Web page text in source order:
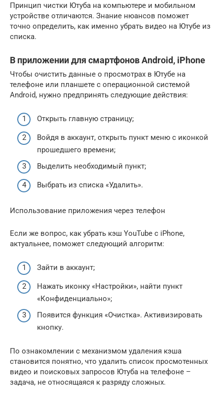
Принцип чистки Ютуба на компьютере и мобильном
устройстве отличаются. Знание нюансов поможет
точно определить, как именно убрать видео на Ютубе из
списка.
В приложении для смартфонов Android, iPhone
Чтобы очистить данные о просмотрах в Ютубе на
телефоне или планшете с операционной системой
Android, нужно предпринять следующие действия:
Открыть главную страницу;
Войдя в аккаунт, открыть пункт меню с иконкой
прошедшего времени;
Выделить необходимый пункт;
Выбрать из списка «Удалить».
Использование приложения через телефон
Если же вопрос, как убрать кэш YouTube с iPhone,
актуальнее, поможет следующий алгоритм:
Зайти в аккаунт;
Нажать иконку «Настройки», найти пункт
«Конфиденциально»;
Появится функция «Очистка». Активизировать
кнопку.
По ознакомлении с механизмом удаления кэша
становится понятно, что удалить список просмотенных
видео и поисковых запросов Ютуба на телефоне –
задача, не относящаяся к разряду сложных.